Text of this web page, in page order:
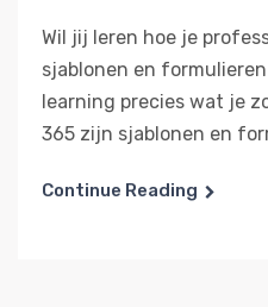
Wil jij leren hoe je
sjablonen en
learning precies wat je
365 zijn sjablonen en
Continue Reading